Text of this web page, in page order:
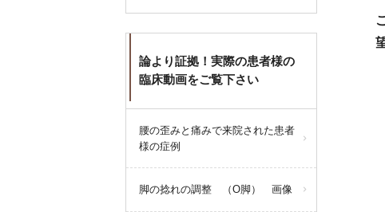
梅ヶ丘駅みなみ整体院
query_builder 2026年6月21日
6月24日(水)は都合によりお休みと
ささせいただきます。
論より証拠！実際の患者様の
臨床動画をご覧下さい
腰の歪みと痛みで来院された患者
様の症例
脚の捻れの調整 （O脚） 画像